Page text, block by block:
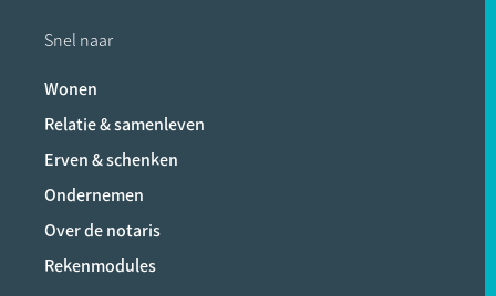
Snel naar
Wonen
Relatie & samenleven
Erven & schenken
Ondernemen
Over de notaris
Rekenmodules